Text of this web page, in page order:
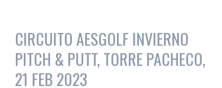
CIRCUITO AESGOLF INVIERNO
PITCH & PUTT, TORRE PACHECO,
21 FEB 2023